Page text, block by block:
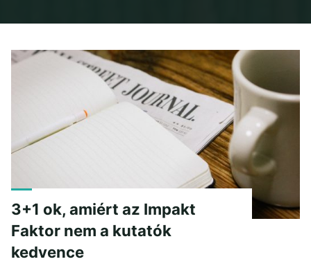
3+1 ok, amiért az Impakt
Faktor nem a kutatók
kedvence